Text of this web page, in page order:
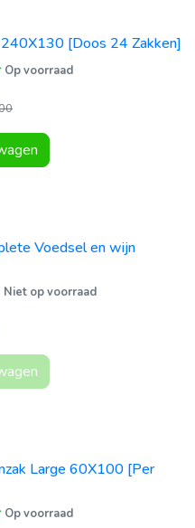
[Doos 24 Zakken]
Op voorraad
Voedsel en wijn
Niet op voorraad
Large 60X100 [Per
Op voorraad